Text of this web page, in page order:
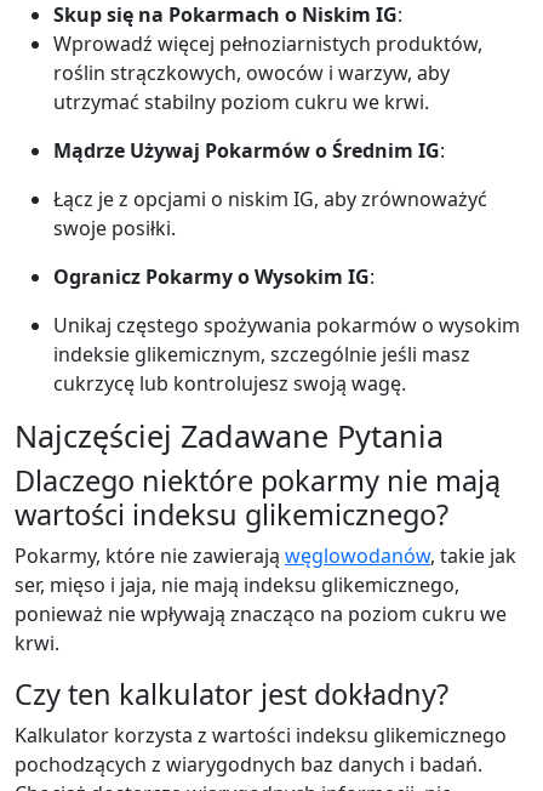
Skup się na Pokarmach o Niskim IG:
Wprowadź więcej pełnoziarnistych produktów,
roślin strączkowych, owoców i warzyw, aby
utrzymać stabilny poziom cukru we krwi.
Mądrze Używaj Pokarmów o Średnim IG:
Łącz je z opcjami o niskim IG, aby zrównoważyć
swoje posiłki.
Ogranicz Pokarmy o Wysokim IG:
Unikaj częstego spożywania pokarmów o wysokim
indeksie glikemicznym, szczególnie jeśli masz
cukrzycę lub kontrolujesz swoją wagę.
Najczęściej Zadawane Pytania
Dlaczego niektóre pokarmy nie mają
wartości indeksu glikemicznego?
Pokarmy, które nie zawierają węglowodanów, takie jak
ser, mięso i jaja, nie mają indeksu glikemicznego,
ponieważ nie wpływają znacząco na poziom cukru we
krwi.
Czy ten kalkulator jest dokładny?
Kalkulator korzysta z wartości indeksu glikemicznego
pochodzących z wiarygodnych baz danych i badań.